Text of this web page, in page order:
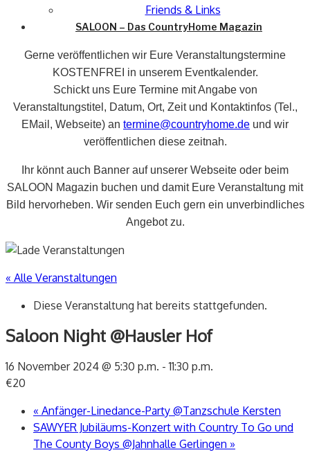
Friends & Links
SALOON – Das CountryHome Magazin
Gerne veröffentlichen wir Eure Veranstaltungstermine
KOSTENFREI in unserem Eventkalender.
Schickt uns Eure Termine mit Angabe von
Veranstaltungstitel, Datum, Ort, Zeit und Kontaktinfos (Tel.,
EMail, Webseite) an termine@countryhome.de und wir
veröffentlichen diese zeitnah.
Ihr könnt auch Banner auf unserer Webseite oder beim
SALOON Magazin buchen und damit Eure Veranstaltung mit
Bild hervorheben. Wir senden Euch gern ein unverbindliches
Angebot zu.
« Alle Veranstaltungen
Diese Veranstaltung hat bereits stattgefunden.
Saloon Night @Hausler Hof
16 November 2024 @ 5:30 p.m. -11:30 p.m.
€20
« Anfänger-Linedance-Party @Tanzschule Kersten
SAWYER Jubiläums-Konzert with Country To Go und
The County Boys @Jahnhalle Gerlingen »